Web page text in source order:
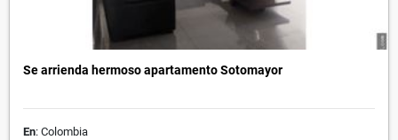
Se arrienda hermoso apartamento Sotomayor
En: Colombia